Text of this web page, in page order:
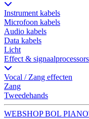
Instrument kabels
Microfoon kabels
Audio kabels
Data kabels
Licht
Effect & signaalprocessors
Vocal / Zang effecten
Zang
Tweedehands
WEBSHOP BOL